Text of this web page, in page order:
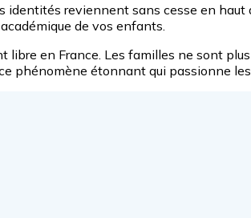
identités reviennent sans cesse en
de vos enfants.
libre en France. Les familles ne sont
phénomène étonnant qui passionne les